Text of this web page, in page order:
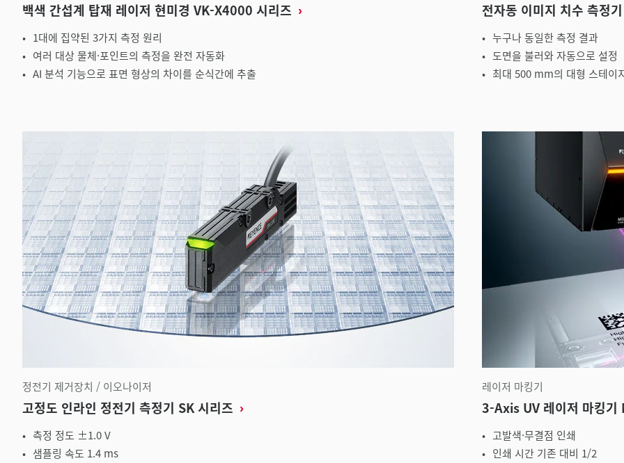
백색 간섭계 탑재 레이저 현미경 VK-X4000 시리즈
1대에 집약된 3가지 측정 원리
여러 대상 물체·포인트의 측정을 완전 자동화
AI 분석 기능으로 표면 형상의 차이를 순식간에 추출
전자동 이미지 치수 측정
누구나 동일한 측정 결과
도면을 불러와 자동으로 설정
최대 500 mm의 대형 스테이
정전기 제거장치 / 이오나이저
고정도 인라인 정전기 측정기 SK 시리즈
측정 정도 ±1.0 V
샘플링 속도 1.4 ms
레이저 마킹기
3-Axis UV 레이저 마킹기
고발색·무결점 인쇄
인쇄 시간 기존 대비 1/2